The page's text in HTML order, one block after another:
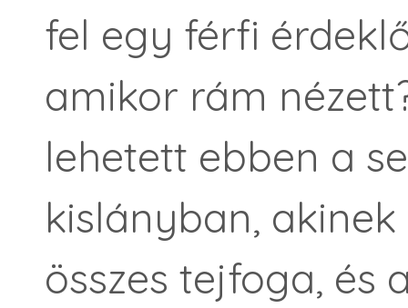
fel egy férfi
amikor rám
lehetett ebben a
kislányban,
összes tejfoga, és